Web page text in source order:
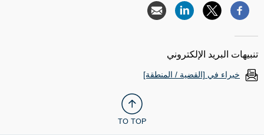
تنبيهات البريد الإلكتروني
خبراء في [القضية / المنطقة]
TO TOP